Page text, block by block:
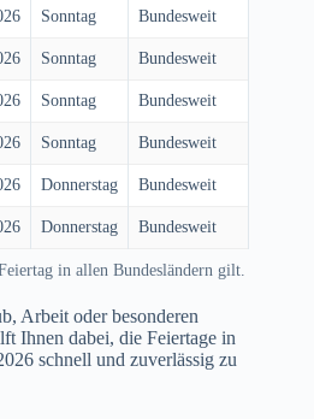
Sonntag Bundesweit
Sonntag Bundesweit
Sonntag Bundesweit
Sonntag Bundesweit
Donnerstag Bundesweit
Donnerstag Bundesweit
in allen Bundesländern gilt.
Arbeit oder besonderen
Ihnen dabei, die Feiertage in
schnell und zuverlässig zu